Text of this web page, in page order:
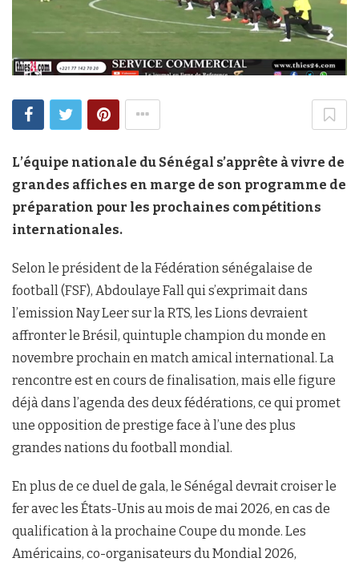
L’équipe nationale du Sénégal s’apprête à vivre de
grandes affiches en marge de son programme de
préparation pour les prochaines compétitions
internationales.
Selon le président de la Fédération sénégalaise de
football (FSF), Abdoulaye Fall qui s’exprimait dans
l’emission Nay Leer sur la RTS, les Lions devraient
affronter le Brésil, quintuple champion du monde en
novembre prochain en match amical international. La
rencontre est en cours de finalisation, mais elle figure
déjà dans l’agenda des deux fédérations, ce qui promet
une opposition de prestige face à l’une des plus
grandes nations du football mondial.
En plus de ce duel de gala, le Sénégal devrait croiser le
fer avec les États-Unis au mois de mai 2026, en cas de
qualification à la prochaine Coupe du monde. Les
Américains, co-organisateurs du Mondial 2026,